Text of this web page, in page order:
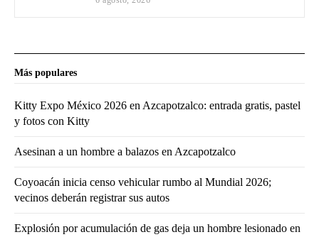
Más populares
Kitty Expo México 2026 en Azcapotzalco: entrada gratis, pastel
y fotos con Kitty
Asesinan a un hombre a balazos en Azcapotzalco
Coyoacán inicia censo vehicular rumbo al Mundial 2026;
vecinos deberán registrar sus autos
Explosión por acumulación de gas deja un hombre lesionado en